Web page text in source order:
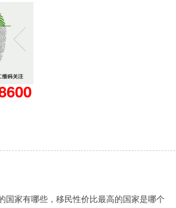
国家有哪些，移民性价比最高的国家是哪个